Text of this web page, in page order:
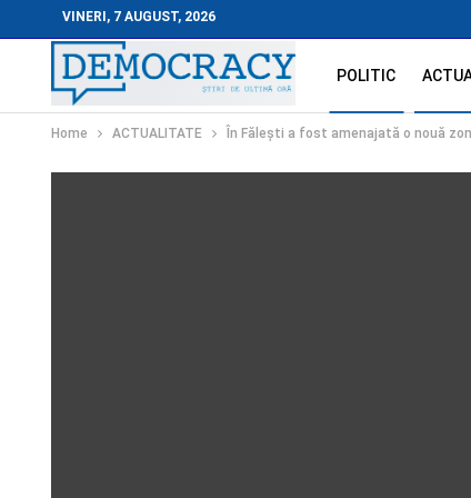
VINERI, 7 AUGUST, 2026
POLITIC
Home ACTUALITATE În Fălești a fost amenajată o nouă